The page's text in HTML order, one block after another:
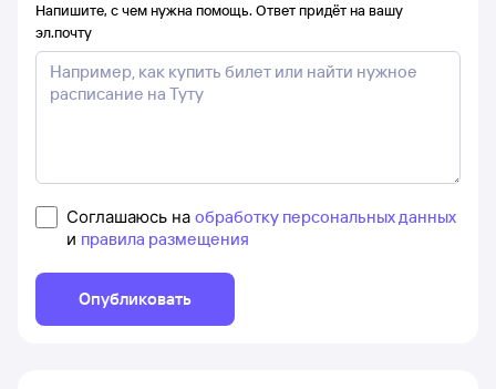
Напишите, с чем нужна помощь. Ответ придёт на вашу
эл.почту
Соглашаюсь на обработку персональных данных
и правила размещения
Опубликовать